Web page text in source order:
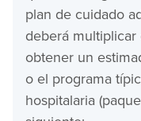
plan de cuidado
deberá
obtener un
o el programa
hospitalaria